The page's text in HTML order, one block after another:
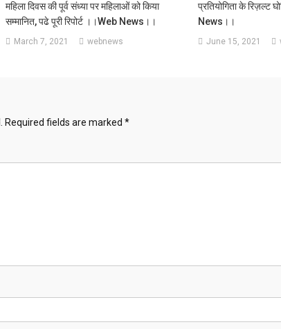
महिला दिवस की पूर्व संध्या पर महिलाओं को किया
सम्मानित, पढे पूरी रिपोर्ट ।।web News।।
March 7, 2021 webnews
प्रतियोगिता के रिज़ल्ट
News।।
June 15, 2021
Required fields are marked *